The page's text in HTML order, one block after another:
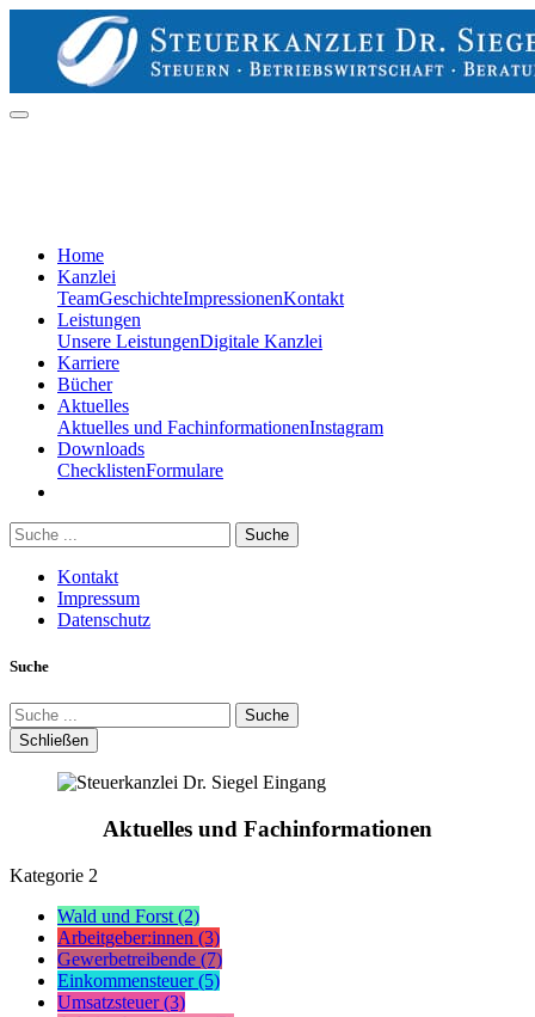
Home
Kanzlei
TeamGeschichteImpressionenKontakt
Leistungen
Unsere LeistungenDigitale Kanzlei
Karriere
Bücher
Aktuelles
Aktuelles und FachinformationenInstagram
Downloads
ChecklistenFormulare
Suche
Kontakt
Impressum
Datenschutz
Suche
Suche
Schließen
Aktuelles und Fachinformationen
Kategorie 2
Wald und Forst (2)
Arbeitgeber:innen (3)
Gewerbetreibende (7)
Einkommensteuer (5)
Umsatzsteuer (3)